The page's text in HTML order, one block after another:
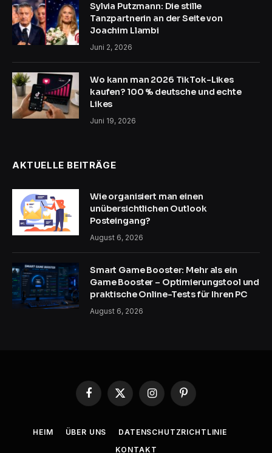
Sylvia Putzmann: Die stille
Tanzpartnerin an der Seite von
Joachim Llambi
Juni 2, 2026
Wo kann man 2026 TikTok-Likes
kaufen? 100 % deutsche und echte
Likes
Juni 19, 2026
AKTUELLE BEITRÄGE
Wie organisiert man einen
unübersichtlichen Outlook
Posteingang?
August 6, 2026
Smart Game Booster: Mehr als ein
Game Booster – Optimierungstool und
praktische Online-Tests für Ihren PC
August 6, 2026
Facebook
X
InstagramPinterest
HEIM ÜBER UNS
DATENSCHUTZRICHTLINIE
KONTAKT